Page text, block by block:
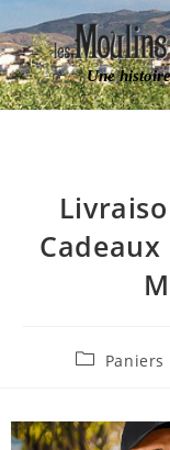
Une